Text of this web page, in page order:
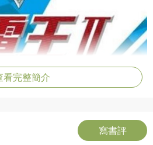
看完整簡介
寫書評